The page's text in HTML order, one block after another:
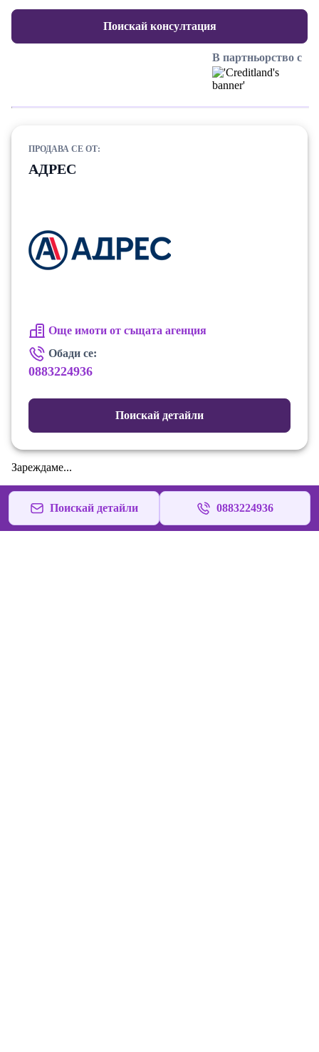
Поискай консултация
В партньорство с
ПРОДАВА СЕ ОТ:
АДРЕС
Още имоти от същата агенция
Обади се:
0883224936
Поискай детайли
Зареждаме...
Поискай детайли 0883224936